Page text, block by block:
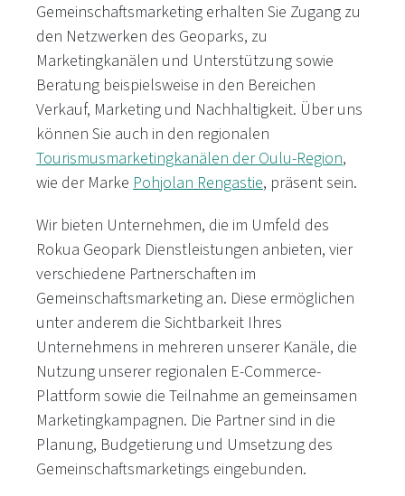
Gemeinschaftsmarketing erhalten Sie Zugang zu
den Netzwerken des Geoparks, zu
Marketingkanälen und Unterstützung sowie
Beratung beispielsweise in den Bereichen
Verkauf, Marketing und Nachhaltigkeit. Über uns
können Sie auch in den regionalen
Tourismusmarketingkanälen der Oulu-Region,
wie der Marke Pohjolan Rengastie, präsent sein.
Wir bieten Unternehmen, die im Umfeld des
Rokua Geopark Dienstleistungen anbieten, vier
verschiedene Partnerschaften im
Gemeinschaftsmarketing an. Diese ermöglichen
unter anderem die Sichtbarkeit Ihres
Unternehmens in mehreren unserer Kanäle, die
Nutzung unserer regionalen E-Commerce-
Plattform sowie die Teilnahme an gemeinsamen
Marketingkampagnen. Die Partner sind in die
Planung, Budgetierung und Umsetzung des
Gemeinschaftsmarketings eingebunden.